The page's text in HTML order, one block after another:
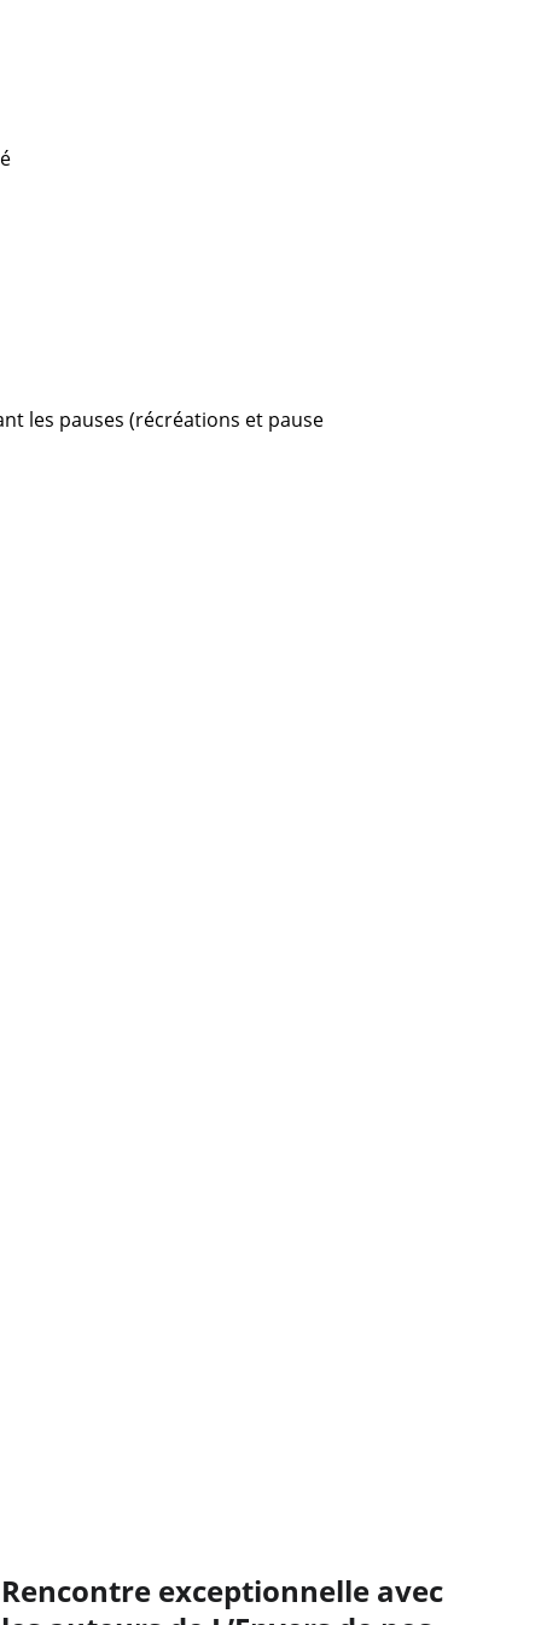
les pauses (récréations et pause
Rencontre exceptionnelle avec